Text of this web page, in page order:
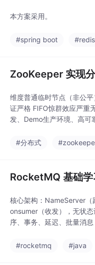
本方案采用。
#spring boot #redis
ZooKeeper 实现
维度普通临时节点（非公
证严格 FIFO惊群效应严重
发、Demo生产环境、高可
于临时顺序节点的公平锁
#分布式
RocketMQ 基础学
核心架构：NameServer
onsumer（收发），无状
序、事务、延迟、批量消
生产准则：必须保证消费
#rocketmq #java